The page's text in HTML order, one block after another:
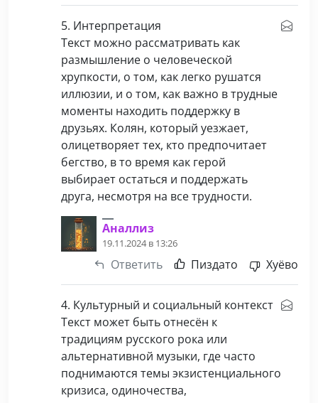
5. Интерпретация
Текст можно рассматривать как
размышление о человеческой
хрупкости, о том, как легко рушатся
иллюзии, и о том, как важно в трудные
моменты находить поддержку в
друзьях. Колян, который уезжает,
олицетворяет тех, кто предпочитает
бегство, в то время как герой
выбирает остаться и поддержать
друга, несмотря на все трудности.
Аналлиз
19.11.2024 в 13:26
Ответить Пиздато Хуёво
4. Культурный и социальный контекст
Текст может быть отнесён к
традициям русского рока или
альтернативной музыки, где часто
поднимаются темы экзистенциального
кризиса, одиночества,